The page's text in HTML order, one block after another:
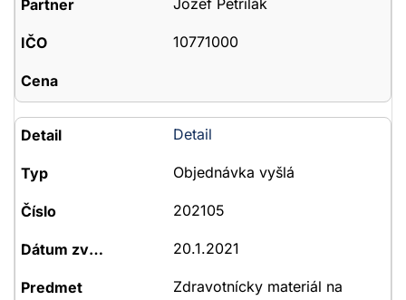
Jozef Petrilák
10771000
Detail
Objednávka vyšlá
202105
20.1.2021
Zdravotnícky materiál na